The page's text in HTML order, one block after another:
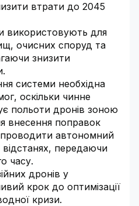
втрати до 2045
використовують для
очисних споруд та
знизити
системи необхідна
оскільки чинне
польоти дронів зоною
внесення поправок
автономний
передаючи
часу.
дронів у
крок до оптимізації
кризи.